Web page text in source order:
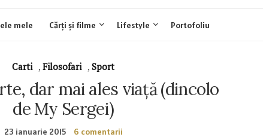
mele Cărți și filme Lifestyle Portofoliu
Carti ,Filosofari ,Sport
dar mai ales viață (dincolo
de My Sergei)
23 ianuarie 2015 6 comentarii